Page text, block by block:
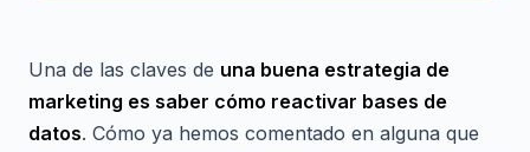
Una de las claves de una buena estrategia de
marketing es saber cómo reactivar bases de
datos. Cómo ya hemos comentado en alguna que